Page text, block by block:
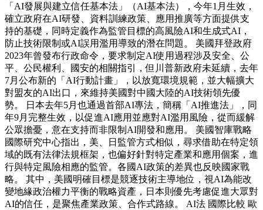
「AI發展與建立信任基本法」（AI基本法），今年1月生效，
確立政府在AI研發、資料訓練政策、應用推廣等方面提供支
持的基礎，同時定義作為監管目標的高風險AI和生成式AI，
防止技術限制或AI誤用濫用導致的潛在問題。 美國拜登政府
2023年曾發布行政命令，要求制定AI使用過程涉及安全、公
平、公民權利、國安的相關指引，但川普新政府未延續，去年
7月公布新的「AI行動計畫」，以放寬環境規範，並大幅擴大
對盟友的AI出口，來維持美國對中國大陸的AI技術領先優
勢。 日本去年5月也通過首部AI專法，簡稱「AI推進法」，同
年9月完整生效，以促進AI應用並應對AI濫用風險，從而緩解
公眾擔憂，意在支持而非限制AI開發和應用。 美國智庫戰略
國際研究中心指出，美、日監管方式相似，尋求借助在特定領
域的既有法律法規框架，也偏好針對特定產業和應用個案，進
行與特定風險相應的監管。各國AI政策的差異也反映國家戰
略。 其中，美國明確目標是競逐技術主導地位，視AI為能改
變地緣政治權力平衡的戰略資產，日本則優先考慮促進大眾對
AI的信任，是聚焦產業政策、合作式路線。 AI法 國際比較 歐